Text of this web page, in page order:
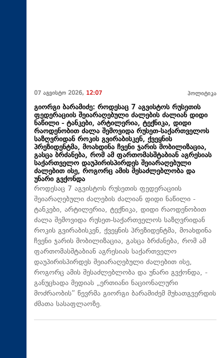
07 აგვისტო 2026, 12:07 პოლიტიკა
გიორგი ბარამიძე: როდესაც 7 აგვისტოს რუსეთის
ფედერაციის შეიარაღებული ძალების ძალიან დიდი
ნაწილი - ტანკები, არტილერია, ტექნიკა, დიდი
რაოდენობით ძალა შემოვიდა რუსეთ-საქართველოს
საზღვრიდან როკის გვირაბისკენ, ქვეყნის
პრეზიდენტმა, მოახდინა ჩვენი ჯარის მობილიზაცია,
გასცა ბრძანება, რომ ამ ფართომასშტაბიან აგრესიას
საქართველო დაუპირისპირდეს შეიარაღებული
ძალებით ისე, როგორც ამის შესაძლებლობა და
უნარი გვქონდა
როდესაც 7 აგვისტოს რუსეთის ფედერაციის
შეიარაღებული ძალების ძალიან დიდი ნაწილი -
ტანკები, არტილერია, ტექნიკა, დიდი რაოდენობით
ძალა შემოვიდა რუსეთ-საქართველოს საზღვრიდან
როკის გვირაბისკენ, ქვეყნის პრეზიდენტმა, მოახდინა
ჩვენი ჯარის მობილიზაცია, გასცა ბრძანება, რომ ამ
ფართომასშტაბიან აგრესიას საქართველო
დაუპირისპირდეს შეიარაღებული ძალებით ისე,
როგორც ამის შესაძლებლობა და უნარი გვქონდა, -
განუცხადა მედიას „ერთიანი ნაციონალური
მოძრაობის“ წევრმა გიორგი ბარამიძემ მუხათგვერდის
ძმათა სასაფლაოზე.